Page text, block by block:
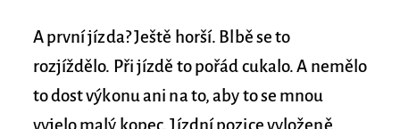
A první jízda? Ještě horší. Blbě se to
rozjíždělo. Při jízdě to pořád cukalo. A nemělo
to dost výkonu ani na to, aby to se mnou
vyjelo malý kopec. Jízdní pozice vyloženě